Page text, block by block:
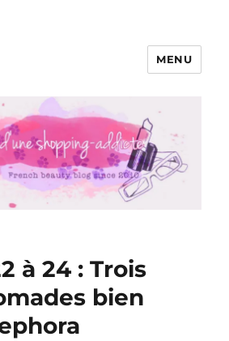
Shopping-addicte
MENU
à 24 : Trois
bien